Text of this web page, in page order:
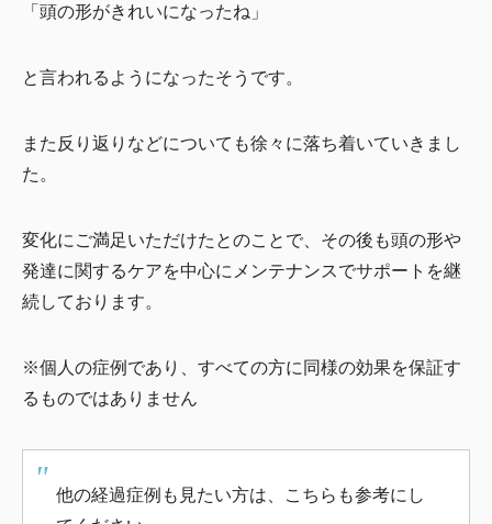
「頭の形がきれいになったね」
と言われるようになったそうです。
また反り返りなどについても徐々に落ち着いていきまし
た。
変化にご満足いただけたとのことで、その後も頭の形や
発達に関するケアを中心にメンテナンスでサポートを継
続しております。
※個人の症例であり、すべての方に同様の効果を保証す
るものではありません
他の経過症例も見たい方は、こちらも参考にし